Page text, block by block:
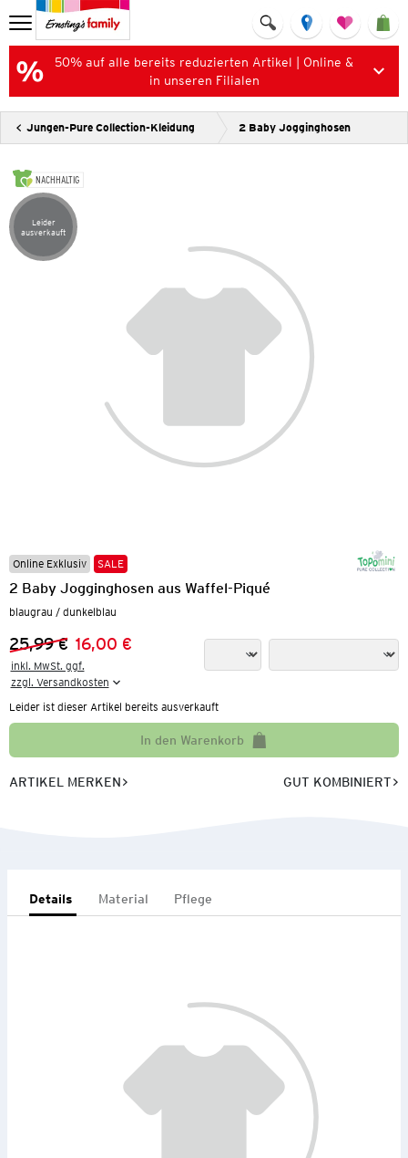
50% auf alle bereits reduzierten Artikel | Online &
in unseren Filialen
Jungen-Pure Collection-Kleidung 2 Baby Jogginghosen
NACHHALTIG
Artikel leider ausverkauft
Leider
ausverkauft
Online Exklusiv SALE
2 Baby Jogginghosen aus Waffel-Piqué
blaugrau / dunkelblau
Vorheriger Preis:
25,99 €
Neuer Preis:16,00 €
inkl. MwSt. ggf.
zzgl. Versandkosten
Leider ist dieser Artikel bereits ausverkauft
In den Warenkorb
ARTIKEL MERKEN GUT KOMBINIERT
Details Material Pflege